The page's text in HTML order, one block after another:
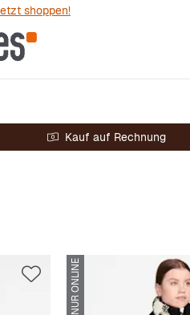
shoppen!
Kauf auf Rechnung
NUR ONLINE